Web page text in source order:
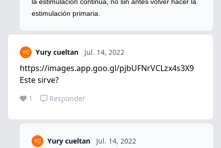
la estimulación continua, no sin antes volver hacer la
estimulación primaria.
Yury cueltan Jul. 14, 2022
https://images.app.goo.gl/pjbUFNrVCLzx4s3X9
Este sirve?
1 Responder
Yury cueltan Jul. 14, 2022